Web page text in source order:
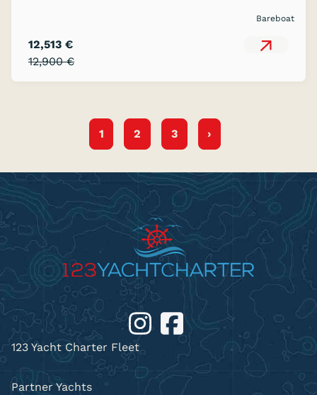
Bareboat
12,900 €
12,513 €
1 2 3 ›
123 Yacht Charter Fleet
Partner Yachts